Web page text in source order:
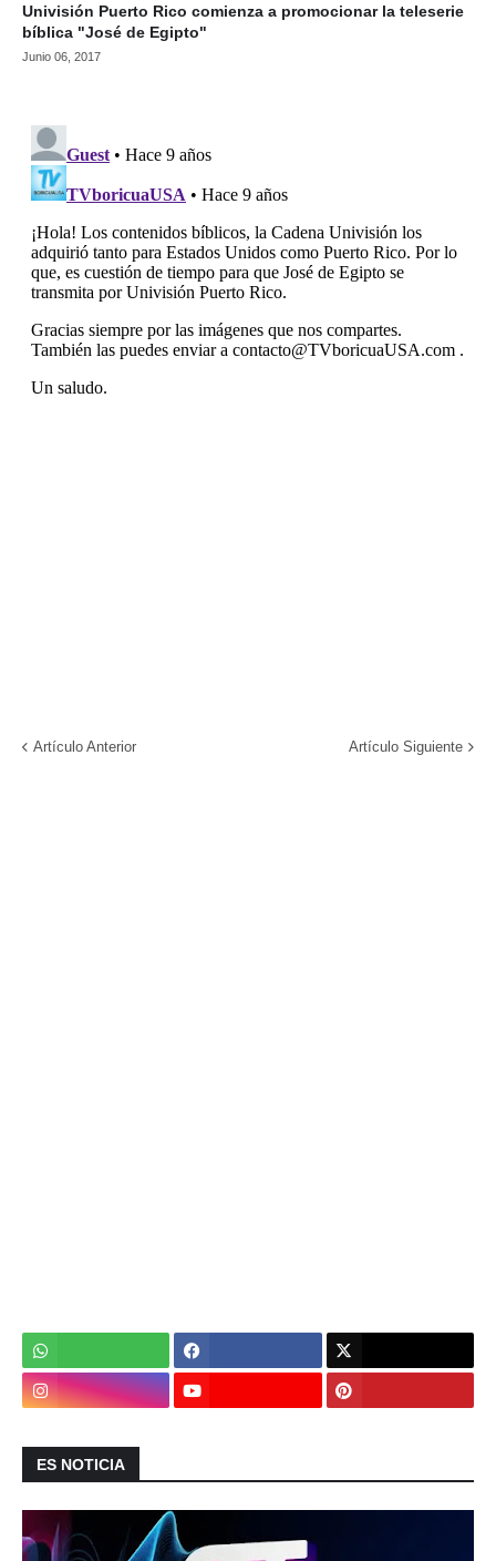
Univisión Puerto Rico comienza a promocionar la teleserie
bíblica "José de Egipto"
Junio 06, 2017
Artículo Anterior Artículo Siguiente
ES NOTICIA